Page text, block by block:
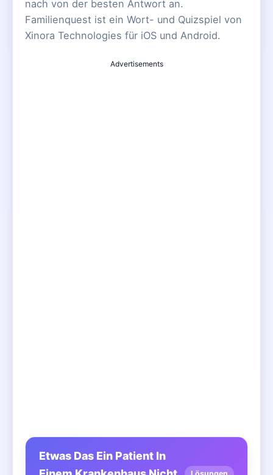
nach von der besten Antwort an.
Familienquest ist ein Wort- und Quizspiel von
Xinora Technologies für iOS und Android.
Advertisements
Etwas Das Ein Patient In
Lösungen